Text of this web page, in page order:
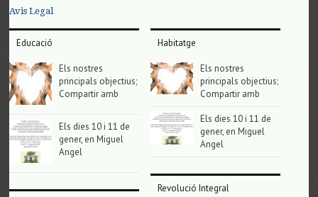
Avis Legal
Educació
Els nostres
principals objectius;
Compartir amb
Els dies 10 i 11 de
gener, en Miguel
Angel
Habitatge
Els nostres
principals objectius;
Compartir amb
Els dies 10 i 11 de
gener, en Miguel
Angel
Revolució Integral